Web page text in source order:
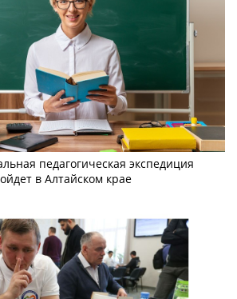
педагогическая экспедиция
в Алтайском крае